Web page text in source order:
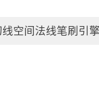
线空间法线笔刷引擎